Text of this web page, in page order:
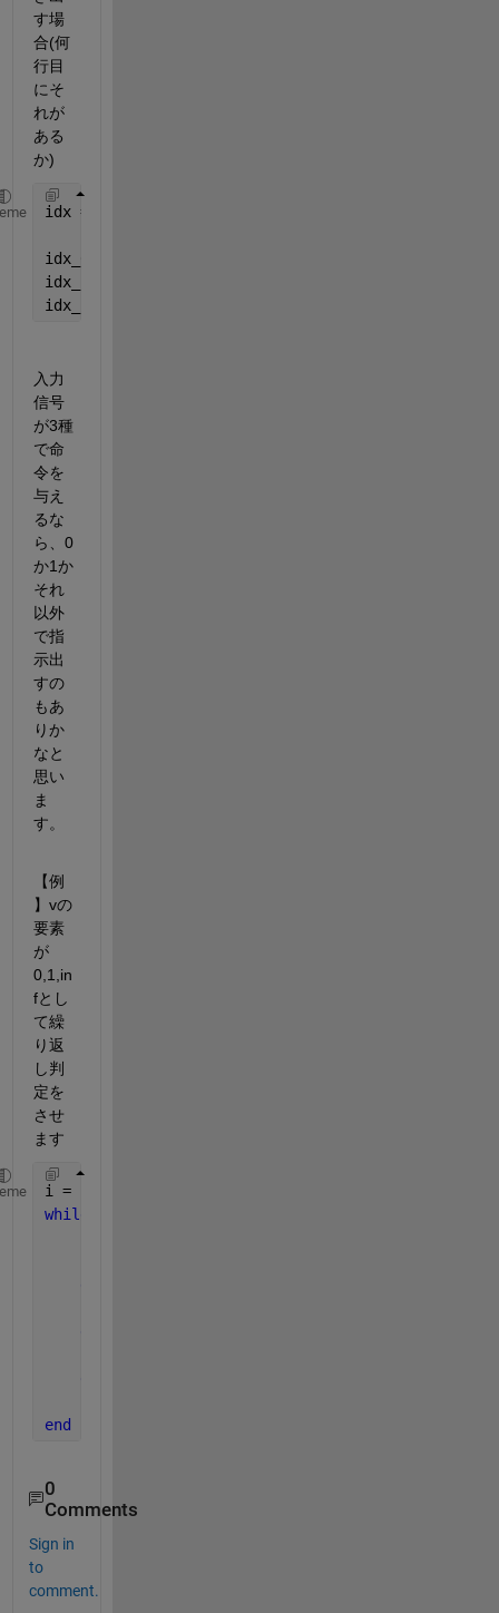
す場
合(何
行目
にそ
れが
ある
か)
idx = [0 0 1 inf 1 0 1 inf];
idx_0   = idx == 0;
idx_1   = idx == 1;
idx_inf = isinf(idx);
入力
信号
が3種
で命
令を
与え
るな
ら、0
か1か
それ
以外
で指
示出
すの
もあ
りか
なと
思い
ま
す。
【例
】vの
要素
が
0,1,in
fとし
て繰
り返
し判
定を
させ
ます
i = 1;
while
end
0
Comments
Sign in
to
comment.